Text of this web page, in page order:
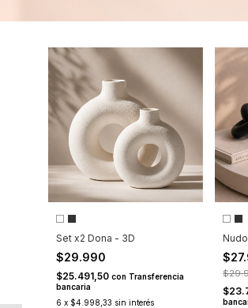
Set x2 Dona - 3D
$29.990
$25.491,50 con Transferencia
bancaria
6 x $4.998,33 sin interés